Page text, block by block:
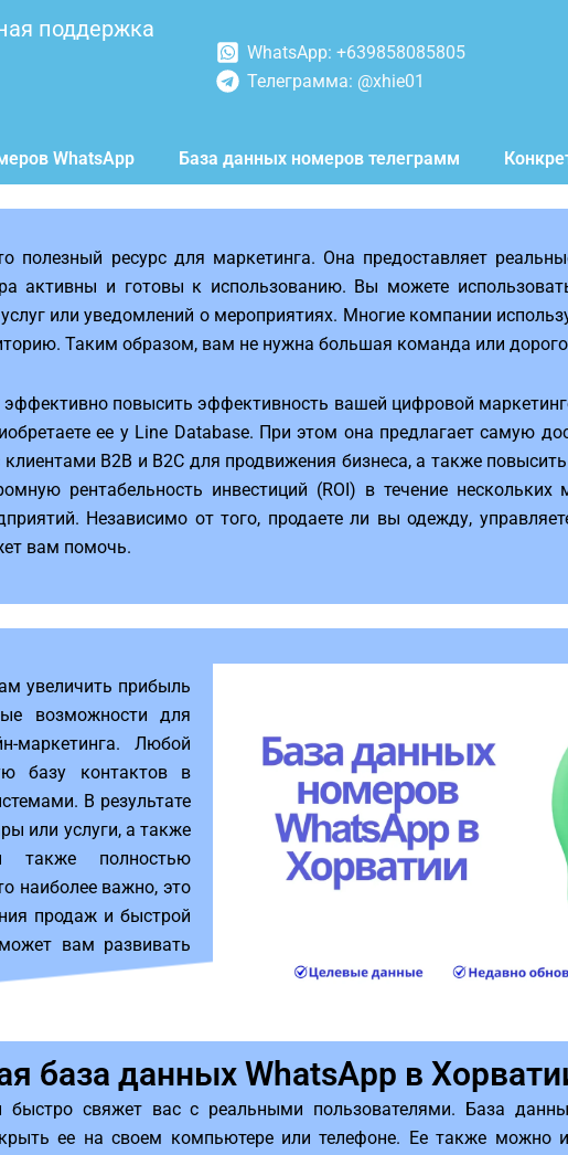
поддержка
WhatsApp: +639858085805
Телеграмма: @xhie01
WhatsApp База данных номеров телеграмм
ресурс для маркетинга. Она предоставляет
активны и готовы к использованию. Вы можете
или уведомлений о мероприятиях. Многие компании
Таким образом, вам не нужна большая команда или
повысить эффективность вашей цифровой
ее у Line Database. При этом она предлагает самую
B2B и B2C для продвижения бизнеса, а также
рентабельность инвестиций (ROI) в течение
Независимо от того, продаете ли вы одежду,
вам помочь.
увеличить прибыль
возможности для
маркетинга. Любой
базу контактов в
В результате
или услуги, а также
также полностью
наиболее важно, это
продаж и быстрой
вам развивать
база данных WhatsApp в
свяжет вас с реальными пользователями. База
ее на своем компьютере или телефоне. Ее также можно